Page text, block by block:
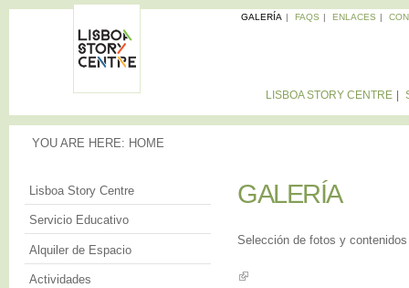
GALERÍA FAQS ENLACES
LISBOA
STORY
CENTRE
LISBOA STORY CENTRE
YOU ARE HERE
YOU ARE HERE: HOME
Lisboa Story Centre
Servicio Educativo
Alquiler de Espacio
Actividades
GALERÍA
GALERÍA
Selección de fotos y